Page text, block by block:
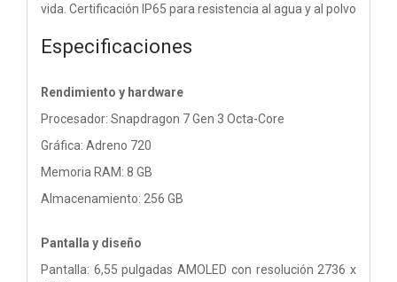
vida. Certificación IP65 para resistencia al agua y al polvo
Especificaciones
Rendimiento y hardware
Procesador: Snapdragon 7 Gen 3 Octa-Core
Gráfica: Adreno 720
Memoria RAM: 8 GB
Almacenamiento: 256 GB
Pantalla y diseño
Pantalla: 6,55 pulgadas AMOLED con resolución 2736 x